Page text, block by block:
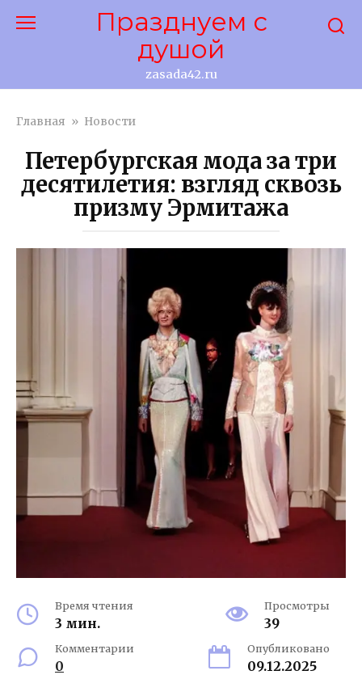
Празднуем с
душой
zasada42.ru
Главная » Новости
Петербургская мода за три
десятилетия: взгляд сквозь
призму Эрмитажа
Время чтения
3 мин.
Просмотры
39
Комментарии
0
Опубликовано
09.12.2025